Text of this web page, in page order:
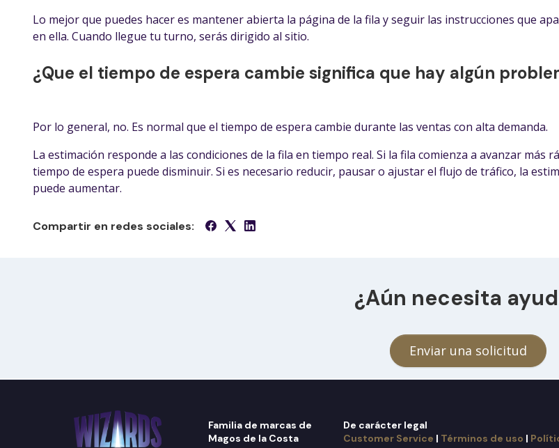
Lo mejor que puedes hacer es mantener abierta la página de la fila y seguir las instrucciones que
en ella. Cuando llegue tu turno, serás dirigido al sitio.
¿Que el tiempo de espera cambie significa que hay algún
Por lo general, no. Es normal que el tiempo de espera cambie durante las ventas con alta demanda.
La estimación responde a las condiciones de la fila en tiempo real. Si la fila comienza a avanzar más
tiempo de espera puede disminuir. Si es necesario reducir, pausar o ajustar el flujo de tráfico, la
puede aumentar.
Compartir en redes sociales:
¿Aún necesita
Enviar una solicitud
Familia de marcas de
Magos de la Costa
De carácter legal
Customer Service | Términos de uso |